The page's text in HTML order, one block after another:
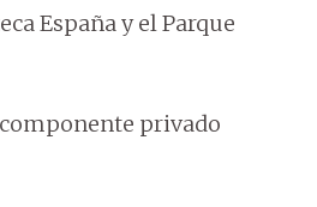
España y el Parque
privado